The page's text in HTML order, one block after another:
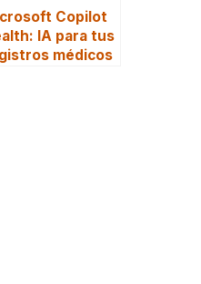
Copilot
IA para tus
médicos